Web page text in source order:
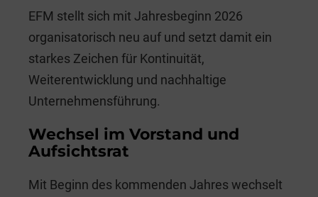
c
e
b
o
k
k
e
dI
n
ai
l
tt
er
EFM stellt sich mit Jahresbeginn 2026
organisatorisch neu auf und setzt damit ein
starkes Zeichen für Kontinuität,
Weiterentwicklung und nachhaltige
Unternehmensführung.
Wechsel im Vorstand und
Aufsichtsrat
Mit Beginn des kommenden Jahres wechselt